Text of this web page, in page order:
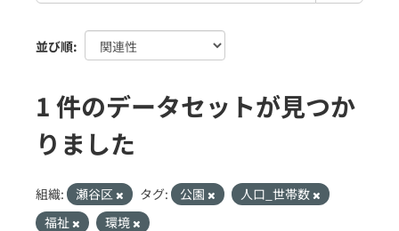
並び順
1 件のデータセットが見つか
りました
組織: 瀬谷区 タグ: 公園
人口_世帯数
福祉
環境